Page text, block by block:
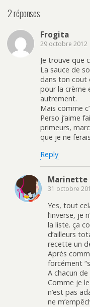
2 réponses
Frogita
29 octobre 2012
Je trouve que
La sauce de
dans ton cout
pour la crème
autrement.
Mais comme
Perso j’aime
primeurs,
que je ne
Reply
Marinette
31 octobre
Yes, tout
l’inverse, je
la liste. ça
d’ailleurs
recette un
Après
forcément
A chacun
Comme je
n’est pas
ne